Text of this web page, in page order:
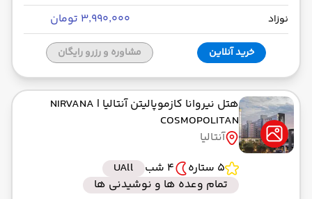
نوزاد ۳٬۹۹۰٬۰۰۰ تومان
خرید آنلاین مشاوره و رزرو رایگان
هتل نیروانا کازموپالیتن آنتالیا | NIRVANA
COSMOPOLITAN
آنتالیا
5 ستاره
4 شب
UAll
تمام وعده ها و نوشیدنی ها